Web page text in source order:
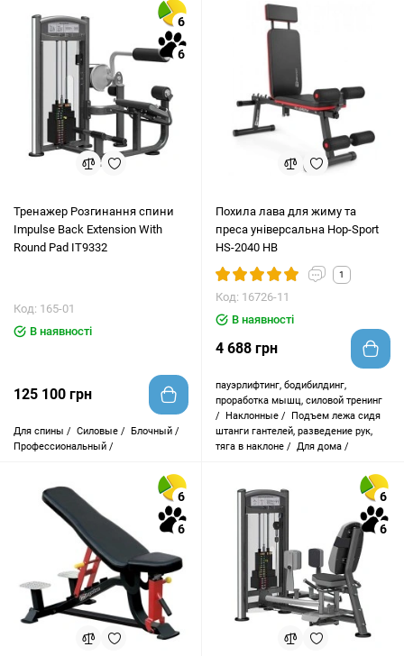
6
6
Тренажер Розгинання спини
Impulse Back Extension With
Round Pad IT9332
Код: 165-01
В наявності
125 100 грн
Для спины / Силовые /
Блочный /
Профессиональный /
Похила лава для жиму та
преса універсальна Hop-Sport
HS-2040 HB
1
Код: 16726-11
В наявності
4 688 грн
пауэрлифтинг, бодибилдинг,
проработка мышц, силовой тренинг
/
Наклонные /
Подъем лежа сидя
штанги гантелей, разведение рук,
тяга в наклоне / Для дома /
6
6
6
6